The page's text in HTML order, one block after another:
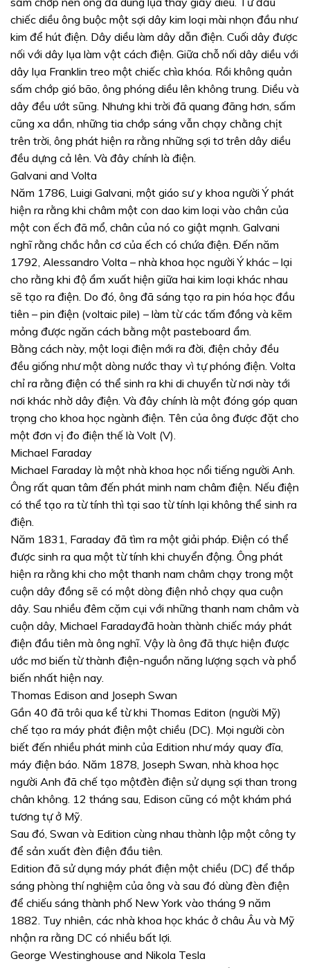
chiếc diều ông buộc một sợi dây kim loại mài nhọn đầu như
kim để hút điện. Dây diều làm dây dẫn điện. Cuối dây được
nối với dây lụa làm vật cách điện. Giữa chỗ nối dây diều với
dây lụa Franklin treo một chiếc chìa khóa. Rồi không quản
sấm chớp gió bão, ông phóng diều lên không trung. Diều và
dây đều ướt sũng. Nhưng khi trời đã quang đãng hơn, sấm
cũng xa dần, những tia chớp sáng vẫn chạy chằng chịt
trên trời, ông phát hiện ra rằng những sợi tơ trên dây diều
đều dựng cả lên. Và đây chính là điện.
Galvani and Volta
Năm 1786, Luigi Galvani, một giáo sư y khoa người Ý phát
hiện ra rằng khi châm một con dao kim loại vào chân của
một con ếch đã mổ, chân của nó co giật mạnh. Galvani
nghĩ rằng chắc hẳn cơ của ếch có chứa điện. Đến năm
1792, Alessandro Volta – nhà khoa học người Ý khác – lại
cho rằng khi độ ẩm xuất hiện giữa hai kim loại khác nhau
sẽ tạo ra điện. Do đó, ông đã sáng tạo ra pin hóa học đầu
tiên – pin điện (voltaic pile) – làm từ các tấm đồng và kẽm
mỏng được ngăn cách bằng một pasteboard ẩm.
Bằng cách này, một loại điện mới ra đời, điện chảy đều
đều giống như một dòng nước thay vì tự phóng điện. Volta
chỉ ra rằng điện có thể sinh ra khi di chuyển từ nơi này tới
nơi khác nhờ dây điện. Và đây chính là một đóng góp quan
trọng cho khoa học ngành điện. Tên của ông được đặt cho
một đơn vị đo điện thế là Volt (V).
Michael Faraday
Michael Faraday là một nhà khoa học nổi tiếng người Anh.
Ông rất quan tâm đến phát minh nam châm điện. Nếu điện
có thể tạo ra từ tính thì tại sao từ tính lại không thể sinh ra
điện.
Năm 1831, Faraday đã tìm ra một giải pháp. Điện có thể
được sinh ra qua một từ tính khi chuyển động. Ông phát
hiện ra rằng khi cho một thanh nam châm chạy trong một
cuộn dây đồng sẽ có một dòng điện nhỏ chạy qua cuộn
dây. Sau nhiều đêm cặm cụi với những thanh nam châm và
cuộn dây, Michael Faradayđã hoàn thành chiếc máy phát
điện đầu tiên mà ông nghĩ. Vậy là ông đã thực hiện được
ước mơ biến từ thành điện-nguồn năng lượng sạch và phổ
biến nhất hiện nay.
Thomas Edison and Joseph Swan
Gần 40 đã trôi qua kể từ khi Thomas Editon (người Mỹ)
chế tạo ra máy phát điện một chiều (DC). Mọi người còn
biết đến nhiều phát minh của Edition như máy quay đĩa,
máy điện báo. Năm 1878, Joseph Swan, nhà khoa học
người Anh đã chế tạo mộtđèn điện sử dụng sợi than trong
chân không. 12 tháng sau, Edison cũng có một khám phá
tương tự ở Mỹ.
Sau đó, Swan và Edition cùng nhau thành lập một công ty
để sản xuất đèn điện đầu tiên.
Edition đã sử dụng máy phát điện một chiều (DC) để thắp
sáng phòng thí nghiệm của ông và sau đó dùng đèn điện
để chiếu sáng thành phố New York vào tháng 9 năm
1882. Tuy nhiên, các nhà khoa học khác ở châu Âu và Mỹ
nhận ra rằng DC có nhiều bất lợi.
George Westinghouse and Nikola Tesla